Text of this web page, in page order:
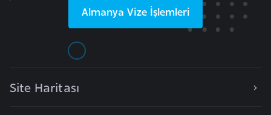
Almanya Vize İşlemleri
Site Haritası
Ç